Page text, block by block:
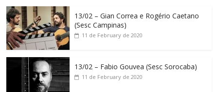
13/02 – Gian Correa e Rogério Caetano
(Sesc Campinas)
11 de February de 2020
13/02 – Fabio Gouvea (Sesc Sorocaba)
11 de February de 2020